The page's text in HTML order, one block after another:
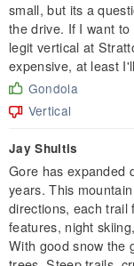
small, but its a
the drive. If I want
legit vertical at
expensive, at least
Gondola
Vertical
Jay Shultis
Gore has expanded
years. This
directions, each trail
features, night
With good snow the